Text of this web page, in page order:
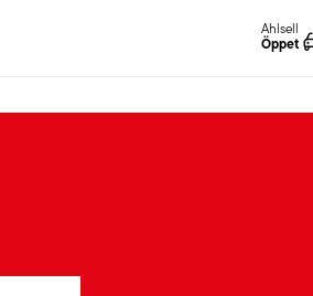
Apotek Hjärtat
08:00-22:00